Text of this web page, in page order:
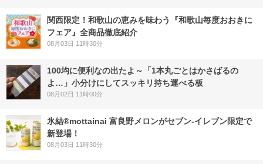
関西限定！和歌山の恵みを味わう『和歌山毎度おおきに
フェア』全商品徹底紹介
08月03日 11時30分
100均に便利なの出たよ～「1本丸ごとはかさばるの
よ…」小分けにしてスッキリ持ち運べる板
08月02日 11時00分
氷結®mottainai 富良野メロンがセブン‐イレブン限定で
新登場！
08月03日 11時30分